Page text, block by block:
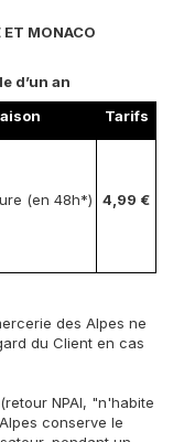
ET MONACO
d’un an
Tarifs
(en 48h*) 4,99 €
des Alpes ne
du Client en cas
NPAI, "n'habite
conserve le